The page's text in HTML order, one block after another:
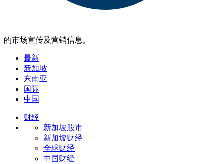
的市场宣传及营销信息。
最新
新加坡
东南亚
国际
中国
财经
新加坡股市
新加坡财经
全球财经
中国财经